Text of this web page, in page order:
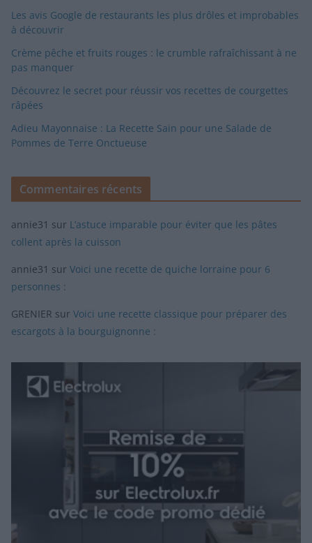
Les avis Google de restaurants les plus drôles et improbables
à découvrir
Crème pêche et fruits rouges : le crumble rafraîchissant à ne
pas manquer
Découvrez le secret pour réussir vos recettes de courgettes
râpées
Adieu Mayonnaise : La Recette Sain pour une Salade de
Pommes de Terre Onctueuse
Commentaires récents
annie31 sur L’astuce imparable pour éviter que les pâtes
collent après la cuisson
annie31 sur Voici une recette de quiche lorraine pour 6
personnes :
GRENIER sur Voici une recette classique pour préparer des
escargots à la bourguignonne :